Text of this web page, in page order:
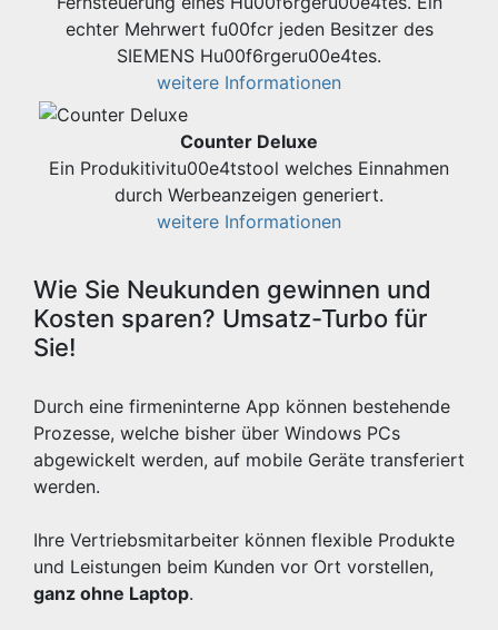
echter Mehrwert fu00fcr jeden Besitzer des
SIEMENS Hu00f6rgeru00e4tes.
weitere Informationen
Counter Deluxe
Ein Produkitivitu00e4tstool welches Einnahmen
durch Werbeanzeigen generiert.
weitere Informationen
Wie Sie Neukunden gewinnen und
Kosten sparen? Umsatz-Turbo für
Sie!
Durch eine firmeninterne App können bestehende
Prozesse, welche bisher über Windows PCs
abgewickelt werden, auf mobile Geräte transferiert
werden.
Ihre Vertriebsmitarbeiter können flexible Produkte
und Leistungen beim Kunden vor Ort vorstellen,
ganz ohne Laptop.